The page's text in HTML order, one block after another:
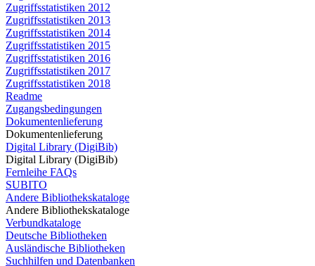
Zugriffsstatistiken 2012
Zugriffsstatistiken 2013
Zugriffsstatistiken 2014
Zugriffsstatistiken 2015
Zugriffsstatistiken 2016
Zugriffsstatistiken 2017
Zugriffsstatistiken 2018
Readme
Zugangsbedingungen
Dokumentenlieferung
Dokumentenlieferung
Digital Library (DigiBib)
Digital Library (DigiBib)
Fernleihe FAQs
SUBITO
Andere Bibliothekskataloge
Andere Bibliothekskataloge
Verbundkataloge
Deutsche Bibliotheken
Ausländische Bibliotheken
Suchhilfen und Datenbanken